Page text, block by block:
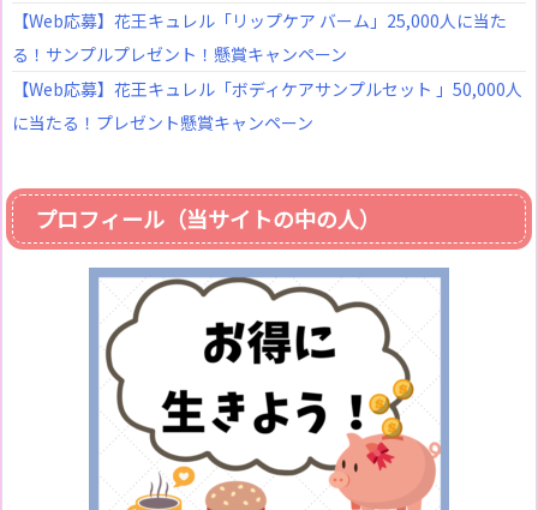
【Web応募】花王キュレル「リップケア バーム」25,000人に当た
る！サンプルプレゼント！懸賞キャンペーン
【Web応募】花王キュレル「ボディケアサンプルセット 」50,000人
に当たる！プレゼント懸賞キャンペーン
プロフィール（当サイトの中の人）